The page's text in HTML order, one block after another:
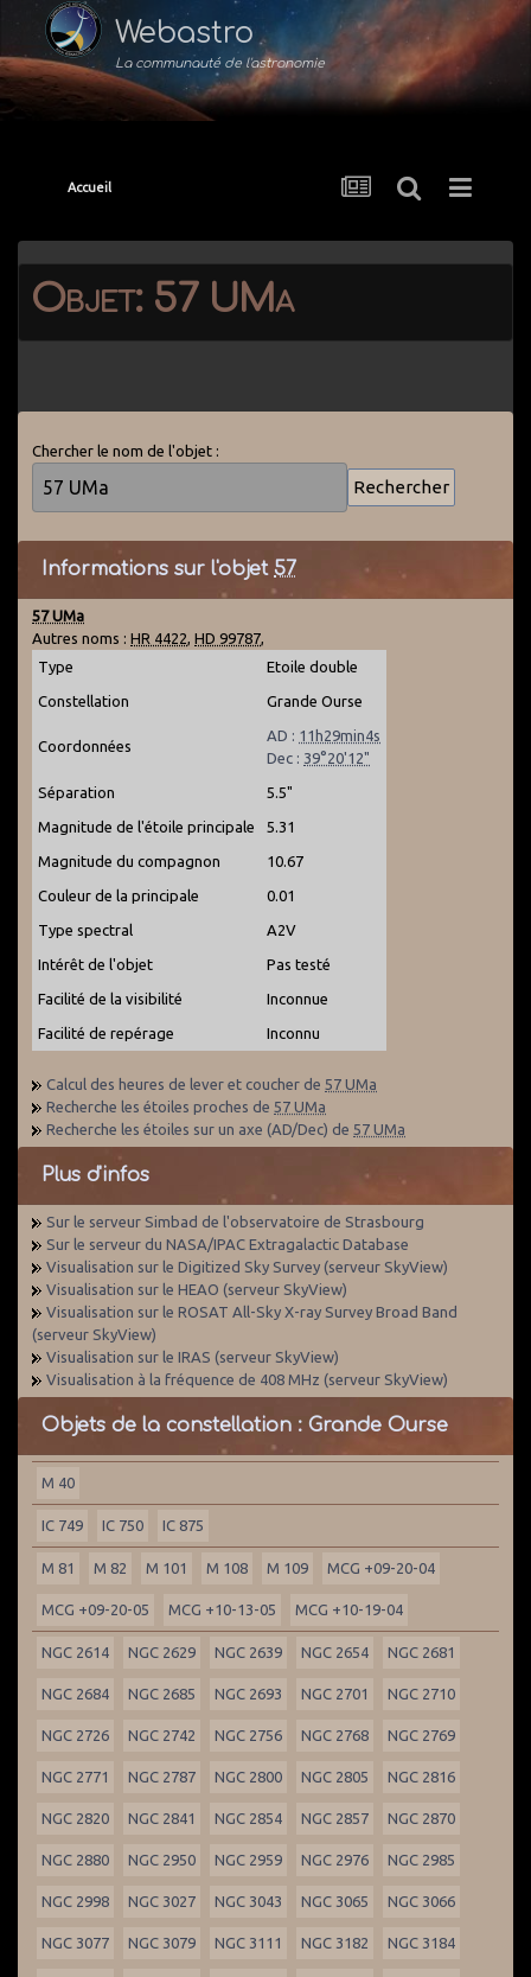
Webastro
La communauté de l'astronomie
Accueil
Objet: 57 UMa
Chercher le nom de l'objet :
Informations sur l'objet 57
57 UMa
Autres noms : HR 4422, HD 99787,
Type
Etoile double
Constellation Grande Ourse
Coordonnées
AD : 11h29min4s
Dec : 39°20'12"
Séparation 5.5"
Magnitude de l'étoile principale 5.31
Magnitude du compagnon 10.67
Couleur de la principale 0.01
Type spectral A2V
Intérêt de l'objet Pas testé
Facilité de la visibilité Inconnue
Facilité de repérage Inconnu
Calcul des heures de lever et coucher de 57 UMa
Recherche les étoiles proches de 57 UMa
Recherche les étoiles sur un axe (AD/Dec) de 57 UMa
Plus d'infos
Sur le serveur Simbad de l'observatoire de Strasbourg
Sur le serveur du NASA/IPAC Extragalactic Database
Visualisation sur le Digitized Sky Survey (serveur SkyView)
Visualisation sur le HEAO (serveur SkyView)
Visualisation sur le ROSAT All-Sky X-ray Survey Broad Band
(serveur SkyView)
Visualisation sur le IRAS (serveur SkyView)
Visualisation à la fréquence de 408 MHz (serveur SkyView)
Objets de la constellation : Grande Ourse
M 40
IC 749 IC 750 IC 875
M 81 M 82 M 101 M 108 M 109 MCG +09-20-04
MCG +09-20-05 MCG +10-13-05 MCG +10-19-04
NGC 2614 NGC 2629 NGC 2639 NGC 2654 NGC 2681
NGC 2684 NGC 2685 NGC 2693 NGC 2701 NGC 2710
NGC 2726 NGC 2742 NGC 2756 NGC 2768 NGC 2769
NGC 2771 NGC 2787 NGC 2800 NGC 2805 NGC 2816
NGC 2820 NGC 2841 NGC 2854 NGC 2857 NGC 2870
NGC 2880 NGC 2950 NGC 2959 NGC 2976 NGC 2985
NGC 2998 NGC 3027 NGC 3043 NGC 3065 NGC 3066
NGC 3077 NGC 3079 NGC 3111 NGC 3182 NGC 3184